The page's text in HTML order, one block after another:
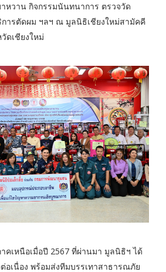
หวาน กิจกรรมนันทนาการ ตรวจวัด
ารตัดผม ฯลฯ ณ มูลนิธิเชียงใหม่สามัคคี
ดเชียงใหม่
คเหนือเมื่อปี 2567 ที่ผ่านมา มูลนิธิฯ ได้
เนื่อง พร้อมส่งทีมบรรเทาสาธารณภัย